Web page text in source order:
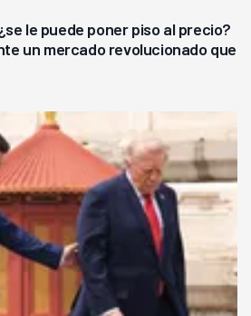
le puede poner piso al precio?
un mercado revolucionado que